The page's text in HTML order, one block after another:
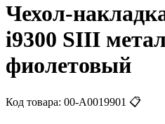
Чехол-
i9300 SIII
фиолетовый
Код товара: 00-А0019901 📋